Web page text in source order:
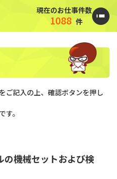
現在のお仕事件数
1088 件
ご記入の上、確認ボタンを押し
す。
の機械セットおよび検